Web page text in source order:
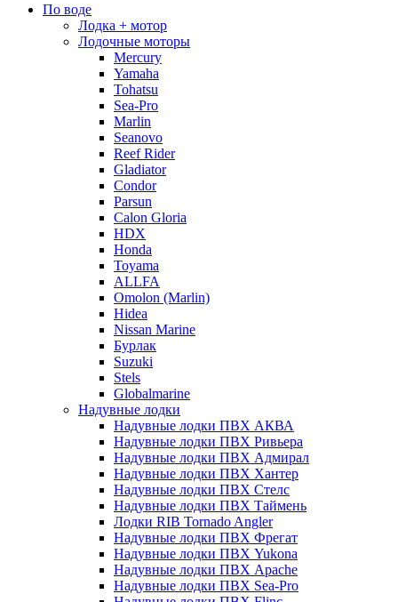
По воде
Лодка + мотор
Лодочные моторы
Mercury
Yamaha
Tohatsu
Sea-Pro
Marlin
Seanovo
Reef Rider
Gladiator
Condor
Parsun
Calon Gloria
HDX
Honda
Toyama
ALLFA
Omolon (Marlin)
Hidea
Nissan Marine
Бурлак
Suzuki
Stels
Globalmarine
Надувные лодки
Надувные лодки ПВХ АКВА
Надувные лодки ПВХ Ривьера
Надувные лодки ПВХ Адмирал
Надувные лодки ПВХ Хантер
Надувные лодки ПВХ Стелс
Надувные лодки ПВХ Таймень
Лодки RIB Tornado Angler
Надувные лодки ПВХ Фрегат
Надувные лодки ПВХ Yukona
Надувные лодки ПВХ Apache
Надувные лодки ПВХ Sea-Pro